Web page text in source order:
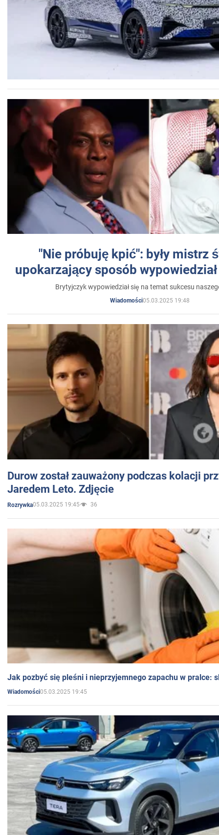
"Nie próbuję kpić": były mistrz
upokarzający sposób
Brytyjczyk wypowiedział się na temat sukcesu
Wiadomości05.03.2025 19:48
Durow został zauważony podczas kolacji
Jaredem Leto. Zdjęcie
Rozrywka05.03.2025 19:45 36
Jak pozbyć się pleśni i nieprzyjemnego zapachu w pralce:
Wiadomości05.03.2025 19:45